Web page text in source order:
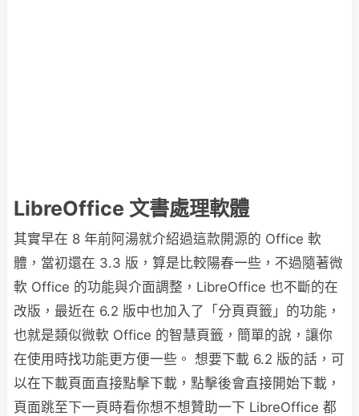
LibreOffice 文書處理軟體
其實早在 8 年前阿湯就介紹過這款開源的 Office 軟
體，當初還在 3.3 版，算是比較陽春一些，不過隨著微
軟 Office 的功能與介面調整，LibreOffice 也不斷的在
改版，最近在 6.2 版中也加入了「分頁頁籤」的功能，
也就是類似微軟 Office 的智慧頁籤，簡單的說，讓你
在使用時找功能更方便一些。 想要下載 6.2 版的話，可
以在下載頁面直接點擊下載，點擊後會直接開始下載，
頁面跳至下一頁時看你想不想贊助一下 LibreOffice 都